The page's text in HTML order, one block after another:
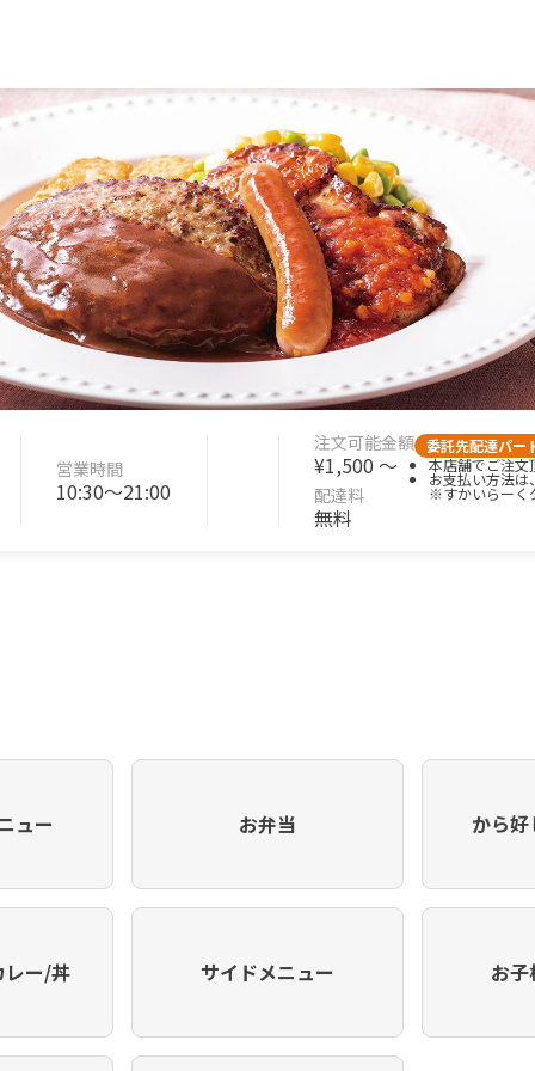
営業時間
10:30〜21:00
注文可能金額
¥1,500 〜
配達料
無料
委託先配達パー
本店舗でご注文
お支払い方法
※すかいらーく
ュー お弁当 から
レー/丼 サイドメニュー お